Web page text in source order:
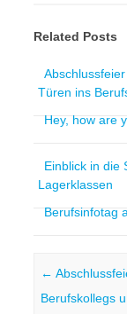
Related Posts
Türen ins
Hey, how are
Einblick in die
Lagerklassen
Berufsinfotag
Post navigation
←
Berufskollegs